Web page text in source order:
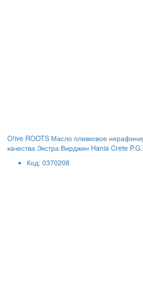
O!ive ROOTS Масло оливковое
качества Экстра Вирджин Hania Crete
Код: 0370208